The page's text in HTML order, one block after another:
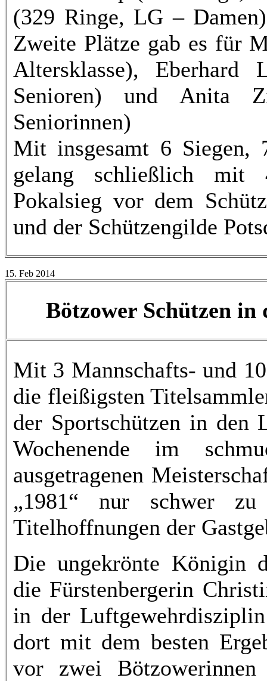
(329 Ringe, LG –
Zweite Plätze gab es für
Altersklasse), Eberhard
Senioren) und Anita
Seniorinnen)
Mit insgesamt 6 Siegen,
gelang schließlich mit
Pokalsieg vor dem
und der Schützengilde
15. Feb 2014
Bötzower Schützen in
Mit 3 Mannschafts- und
die fleißigsten
der Sportschützen in den
Wochenende im
ausgetragenen
„1981“ nur schwer
Titelhoffnungen der
Die ungekrönte Königin
die Fürstenbergerin
in der
dort mit dem besten
vor zwei